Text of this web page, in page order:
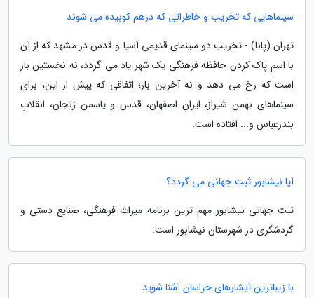
سینماهایی که تخریب و خاطراتی که درهم کوبیده می شوند
تهران (پانا) - تخریب دو سینمای قدیمی آسیا و قدس در مشهد که از آن
با اسم پاک کردن حافظه فرهنگی یک شهر یاد می گردد، نه نخستین بار
است که رخ می دهد و نه آخرین بار؛ اتفاقی که پیش از این، برای
سینماهای بهمنِ شیراز، ایرانِ اصفهان، قدس و یاسمنِ زنجان، انقلابِ
بندرعباس و... افتاده است.
آیا نیشابور ثبت جهانی می گردد؟
ثبت جهانی نیشابور مهم ترین برنامه میراث فرهنگی، صنایع دستی و
گردشگری در شهرستان نیشابور است.
با زیباترین آبشارهای خراسان آشنا شوید